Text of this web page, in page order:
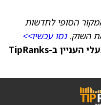
הסופי לחדשות
השוק.נסו עכשיו>>
ראו את המניות החמות של בעלי העניין ב-TipRanks